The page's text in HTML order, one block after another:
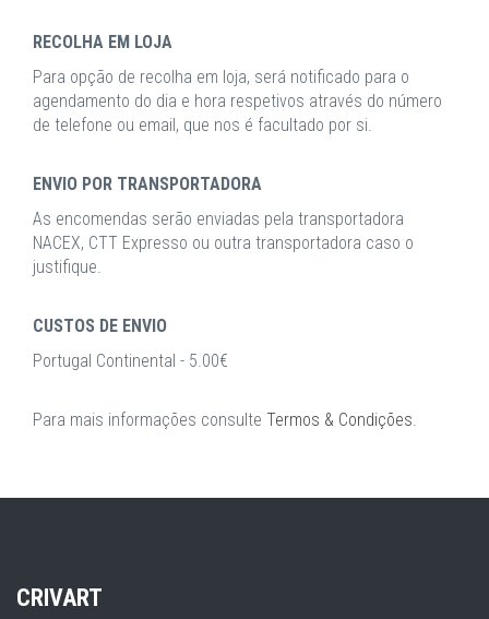
RECOLHA EM LOJA
Para opção de recolha em loja, será notificado para o
agendamento do dia e hora respetivos através do número
de telefone ou email, que nos é facultado por si.
ENVIO POR TRANSPORTADORA
As encomendas serão enviadas pela transportadora
NACEX, CTT Expresso ou outra transportadora caso o
justifique.
CUSTOS DE ENVIO
Portugal Continental - 5.00€
Para mais informações consulte Termos & Condições.
CRIVART